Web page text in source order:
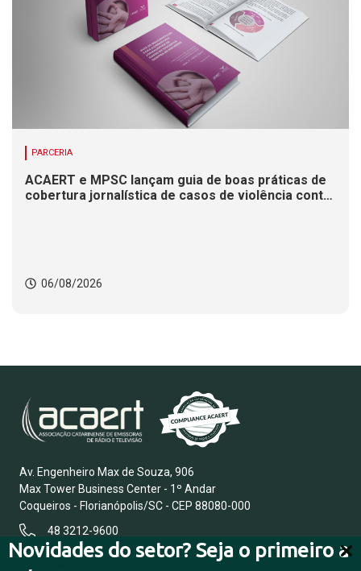
Novidades do setor? Seja o primeiro a
PARCERIA
ACAERT e MPSC lançam guia de boas práticas de
cobertura jornalística de casos de violência contra
06/08/2026
Av. Engenheiro Max de Souza, 906
Max Tower Business Center - 1º Andar
Coqueiros - Florianópolis/SC - CEP 88080-000
48 3212-9600